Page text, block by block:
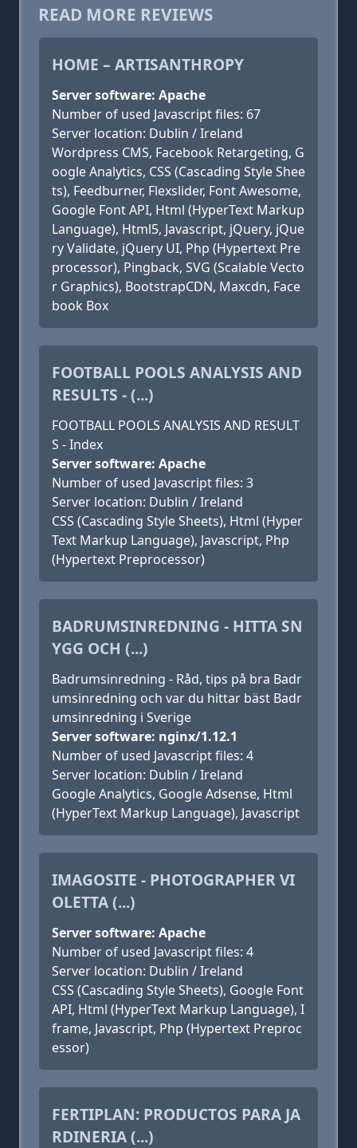
READ MORE REVIEWS
HOME – ARTISANTHROPY
Server software: Apache
Number of used Javascript files: 67
Server location: Dublin / Ireland
Wordpress CMS, Facebook Retargeting, G
oogle Analytics, CSS (Cascading Style Shee
ts), Feedburner, Flexslider, Font Awesome,
Google Font API, Html (HyperText Markup
Language), Html5, Javascript, jQuery, jQue
ry Validate, jQuery UI, Php (Hypertext Pre
processor), Pingback, SVG (Scalable Vecto
r Graphics), BootstrapCDN, Maxcdn, Face
book Box
FOOTBALL POOLS ANALYSIS AND
RESULTS - (...)
FOOTBALL POOLS ANALYSIS AND RESULT
S - Index
Server software: Apache
Number of used Javascript files: 3
Server location: Dublin / Ireland
CSS (Cascading Style Sheets), Html (Hyper
Text Markup Language), Javascript, Php
(Hypertext Preprocessor)
BADRUMSINREDNING - HITTA SN
YGG OCH (...)
Badrumsinredning - Råd, tips på bra Badr
umsinredning och var du hittar bäst Badr
umsinredning i Sverige
Server software: nginx/1.12.1
Number of used Javascript files: 4
Server location: Dublin / Ireland
Google Analytics, Google Adsense, Html
(HyperText Markup Language), Javascript
IMAGOSITE - PHOTOGRAPHER VI
OLETTA (...)
Server software: Apache
Number of used Javascript files: 4
Server location: Dublin / Ireland
CSS (Cascading Style Sheets), Google Font
API, Html (HyperText Markup Language), I
frame, Javascript, Php (Hypertext Preproc
essor)
FERTIPLAN: PRODUCTOS PARA JA
RDINERIA (...)